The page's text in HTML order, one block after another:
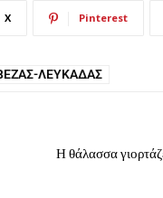
X Pinterest
ΛΕΥΚΆΔΑΣ
Η θάλασσα